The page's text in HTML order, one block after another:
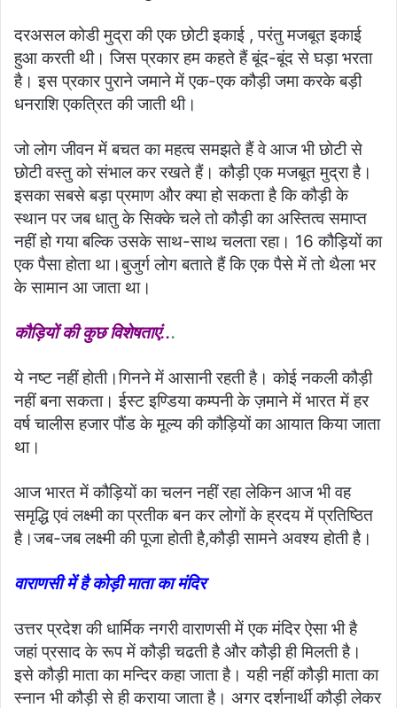
दरअसल कोडी मुद्रा की एक छोटी इकाई , परंतु मजबूत इकाई
हुआ करती थी। जिस प्रकार हम कहते हैं बूंद-बूंद से घड़ा भरता
है। इस प्रकार पुराने जमाने में एक-एक कौड़ी जमा करके बड़ी
धनराशि एकत्रित की जाती थी।
जो लोग जीवन में बचत का महत्व समझते हैं वे आज भी छोटी से
छोटी वस्तु को संभाल कर रखते हैं। कौड़ी एक मजबूत मुद्रा है।
इसका सबसे बड़ा प्रमाण और क्या हो सकता है कि कौड़ी के
स्थान पर जब धातु के सिक्के चले तो कौड़ी का अस्तित्व समाप्त
नहीं हो गया बल्कि उसके साथ-साथ चलता रहा। 16 कौड़ियों का
एक पैसा होता था।बुजुर्ग लोग बताते हैं कि एक पैसे में तो थैला भर
के सामान आ जाता था।
कौड़ियों की कुछ विशेषताएं...
ये नष्ट नहीं होती।गिनने में आसानी रहती है। कोई नकली कौड़ी
नहीं बना सकता। ईस्ट इण्डिया कम्पनी के ज़माने में भारत में हर
वर्ष चालीस हजार पौंड के मूल्य की कौड़ियों का आयात किया जाता
था।
आज भारत में कौड़ियों का चलन नहीं रहा लेकिन आज भी वह
समृद्धि एवं लक्ष्मी का प्रतीक बन कर लोगों के ह्रदय में प्रतिष्ठित
है।जब-जब लक्ष्मी की पूजा होती है,कौड़ी सामने अवश्य होती है‌।
वाराणसी में है कोड़ी माता का मंदिर
उत्तर प्रदेश की धार्मिक नगरी वाराणसी में एक मंदिर ऐसा भी है
जहां प्रसाद के रूप में कौड़ी चढती है और कौड़ी ही मिलती है।
इसे कौड़ी माता का मन्दिर कहा जाता है। यही नहीं कौड़ी माता का
स्नान भी कौड़ी से ही कराया जाता है। अगर दर्शनार्थी कौड़ी लेकर